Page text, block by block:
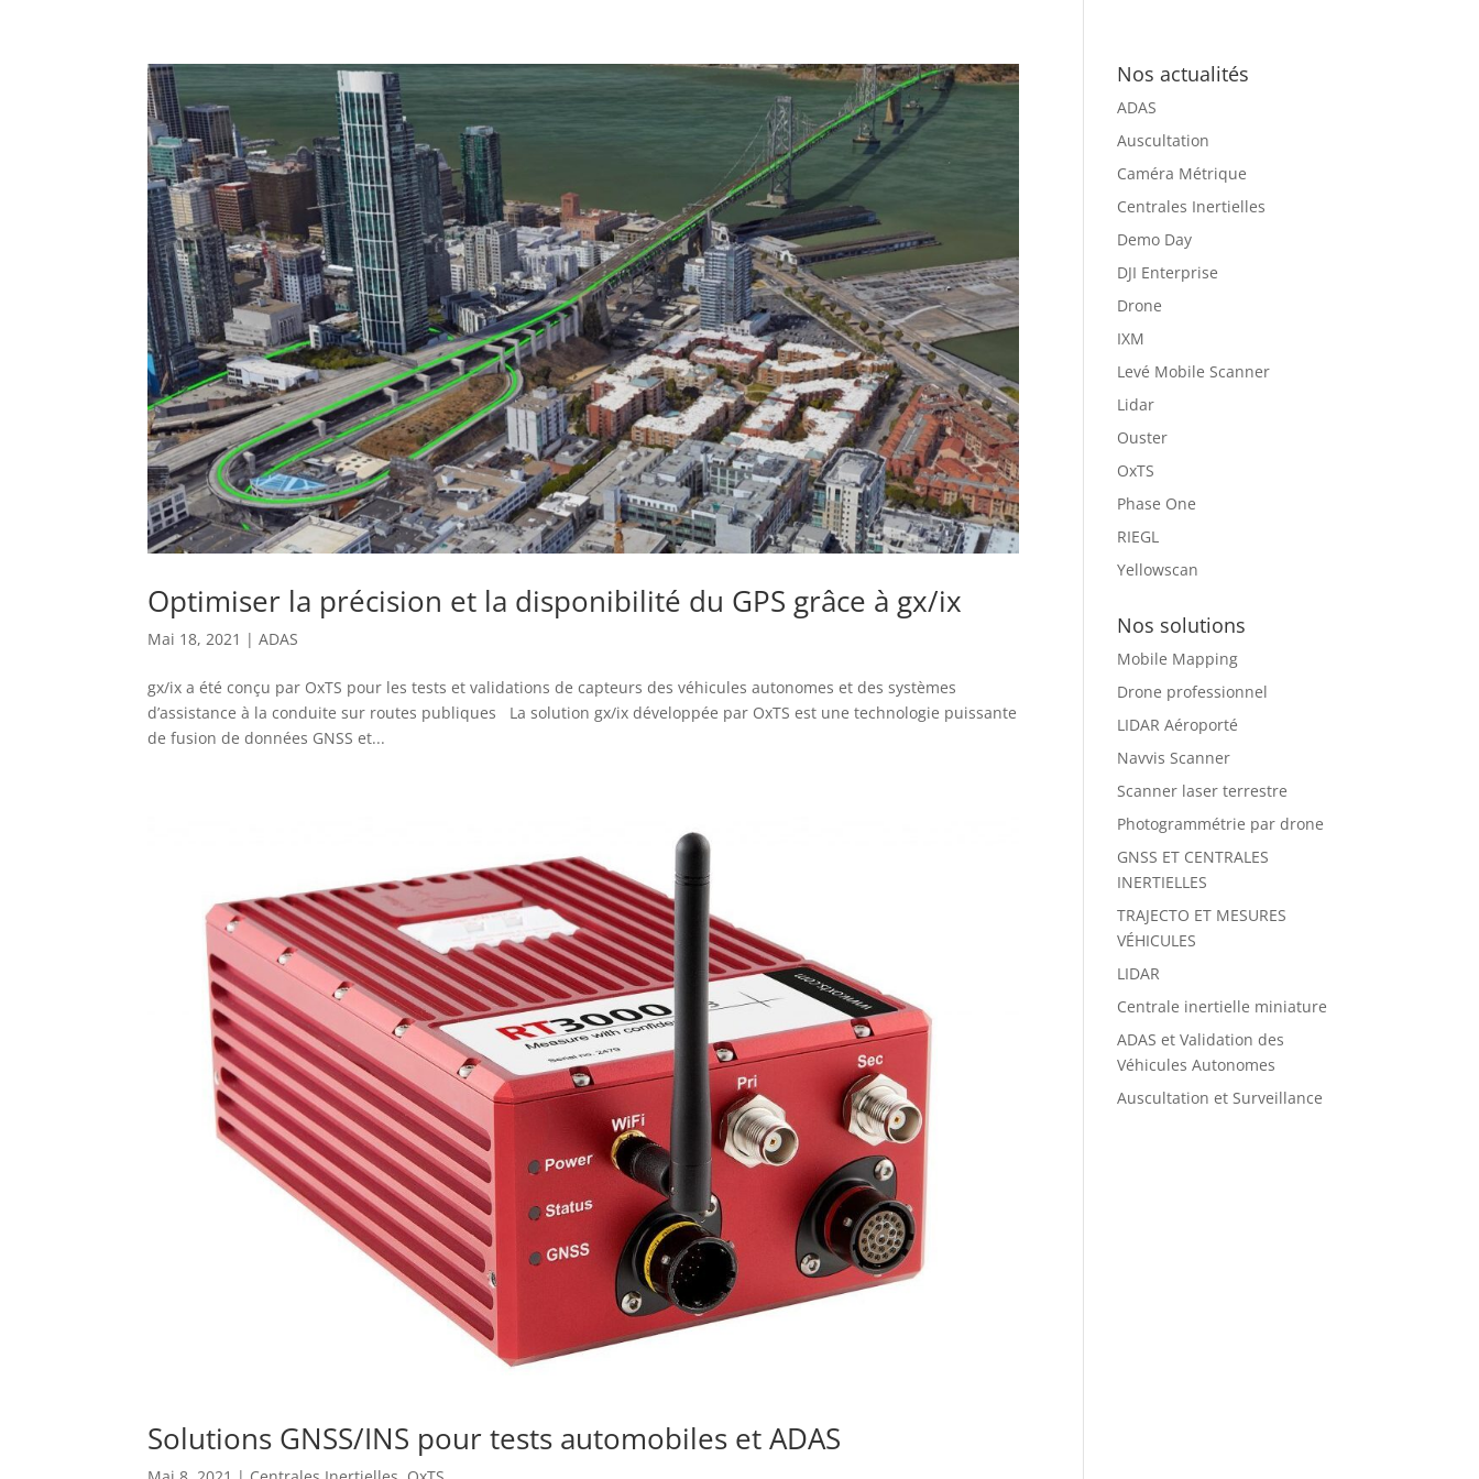
Optimiser la précision et la disponibilité du GPS grâce à gx/ix
Mai 18, 2021 |ADAS
gx/ix a été conçu par OxTS pour les tests et validations de capteurs des véhicules autonomes et des systèmes
d’assistance à la conduite sur routes publiques La solution gx/ix développée par OxTS est une technologie puissante
de fusion de données GNSS et...
Solutions GNSS/INS pour tests automobiles et ADAS
Nos actualités
ADAS
Auscultation
Caméra Métrique
Centrales Inertielles
Demo Day
DJI Enterprise
Drone
IXM
Levé Mobile Scanner
Lidar
Ouster
OxTS
Phase One
RIEGL
Yellowscan
Nos solutions
Mobile Mapping
Drone professionnel
LIDAR Aéroporté
Navvis Scanner
Scanner laser terrestre
Photogrammétrie par drone
GNSS ET CENTRALES
INERTIELLES
TRAJECTO ET MESURES
VÉHICULES
LIDAR
Centrale inertielle miniature
ADAS et Validation des
Véhicules Autonomes
Auscultation et Surveillance